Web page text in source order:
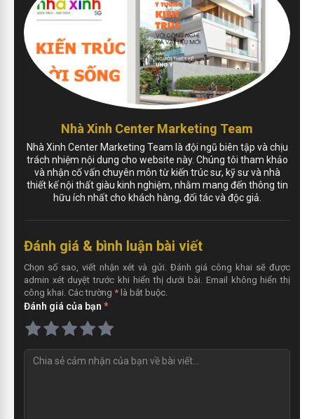
Nhà Xinh Center Marketing Team
Nhà Xinh Center Marketing Team là đội ngũ biên tập và chịu
trách nhiệm nội dung cho website này. Chúng tôi tham khảo
và nhận cố vấn chuyên môn từ kiến trúc sư, kỹ sư và nhà
thiết kế nội thất giàu kinh nghiệm, nhằm mang đến thông tin
hữu ích nhất cho khách hàng, đối tác và độc giả.
Đánh giá & bình luận bài viết
Chọn số sao, viết nhận xét và gửi. Đánh giá công khai sẽ được
admin xét duyệt trước khi hiển thị dưới bài. Email không hiển thị
công khai. Các trường *là bắt buộc.
Đánh giá của bạn *